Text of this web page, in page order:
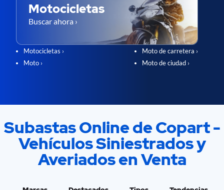
Motocicletas
Buscar ahora ›
Motocicletas ›
Moto ›
Moto de carretera ›
Moto de ciudad ›
Subastas Online de Copart -
Vehículos Siniestrados y
Averiados en Venta